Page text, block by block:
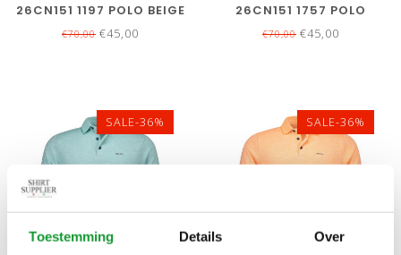
Toestemming Details Over
26CN151 1197 POLO BEIGE
STRUCTUUR
€70,00 €45,00
26CN151 1757 POLO
GROEN STRUCTUUR
€70,00 €45,00
SALE-36% SALE-36%